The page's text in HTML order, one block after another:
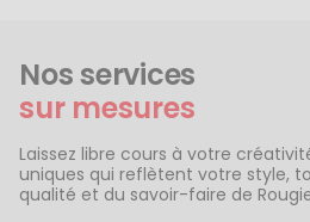
Nos services
sur mesures
Laissez libre cours à votre
uniques qui reflètent votre style,
qualité et du savoir-faire de